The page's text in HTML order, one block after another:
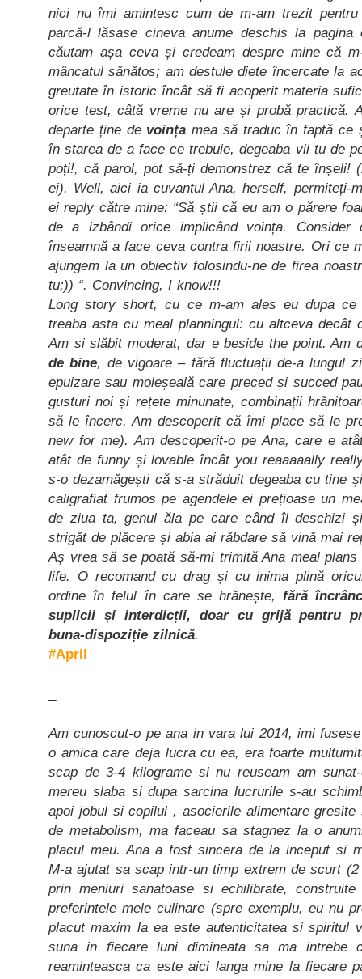
nici nu îmi amintesc cum de m-am trezit
parcă-l lăsase cineva anume deschis la
căutam așa ceva și credeam despre mine că
mâncatul sănătos; am destule diete încercate la
greutate în istoric încât să fi acoperit materia
orice test, câtă vreme nu are și probă practică.
departe ține de voința mea să traduc în faptă ce
în starea de a face ce trebuie, degeaba vii tu de
poți!, că parol, pot să-ți demonstrez că te înșeli!
ei). Well, aici ia cuvantul Ana, herself, permiteți-
ei reply către mine: “Să știi că eu am o părere
de a izbândi orice implicând voința.
înseamnă a face ceva contra firii noastre. Ori ce
ajungem la un obiectiv folosindu-ne de firea
tu;)) “. Convincing, I know!!!
Long story short, cu ce m-am ales eu dupa ce
treaba asta cu meal planningul: cu altceva decât
Am si slăbit moderat, dar e beside the point. Am
de bine, de vigoare – fără fluctuații de-a lungul
epuizare sau moleșeală care preced și succed
gusturi noi și rețete minunate, combinații
să le încerc. Am descoperit că îmi place să le
new for me). Am descoperit-o pe Ana, care e
atât de funny și lovable încât you reaaaaally
s-o dezamăgești că s-a străduit degeaba cu tine
caligrafiat frumos pe agendele ei prețioase un
de ziua ta, genul ăla pe care când îl deschizi
strigăt de plăcere și abia ai răbdare să vină mai
Aș vrea să se poată să-mi trimită Ana meal
life. O recomand cu drag și cu inima plină
ordine în felul în care se hrănește,fără
suplicii și interdicții, doar cu grijă pentru
buna-dispoziție zilnică.
#April
Am cunoscut-o pe ana in vara lui 2014, imi
o amica care deja lucra cu ea, era foarte
scap de 3-4 kilograme si nu reuseam am
mereu slaba si dupa sarcina lucrurile s-au
apoi jobul si copilul , asocierile alimentare
de metabolism, ma faceau sa stagnez la o
placul meu. Ana a fost sincera de la inceput si
M-a ajutat sa scap intr-un timp extrem de scurt
prin meniuri sanatoase si echilibrate,
preferintele mele culinare (spre exemplu, eu nu
placut maxim la ea este autenticitatea si spiritul
suna in fiecare luni dimineata sa ma
reaminteasca ca este aici langa mine la fiecare